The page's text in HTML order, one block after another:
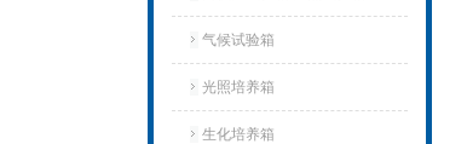
气候试验箱
光照培养箱
生化培养箱